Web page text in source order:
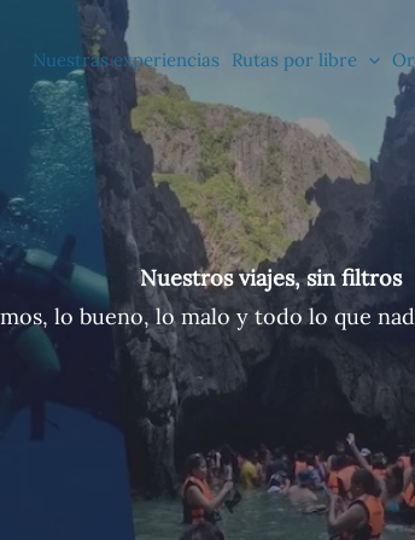
Nuestras experiencias Rutas por libre
Nuestros viajes, sin filtros
lo bueno, lo malo y todo lo que